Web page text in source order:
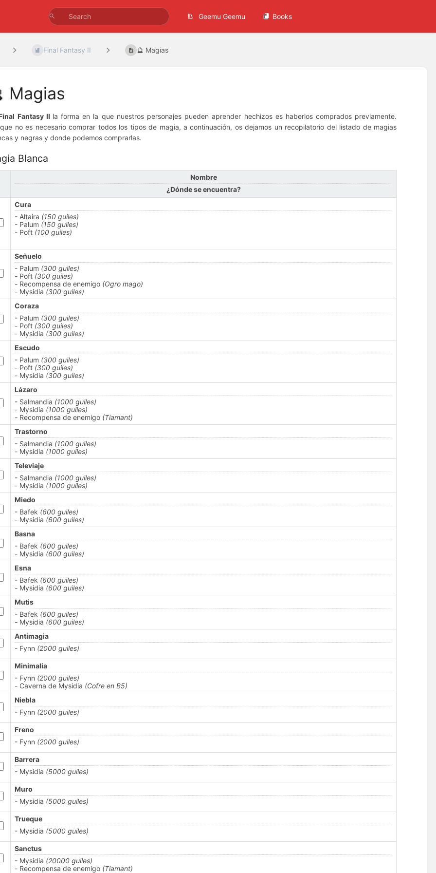
Geemu Geemu Books
Final Fantasy II 🔮 Magias
Magias
Fantasy II la forma en la que nuestros personajes pueden aprender hechizos es haberlos comprados previamente.
no es necesario comprar todos los tipos de magia, a continuación, os dejamos un recopilatorio del listado de magias
y negras y donde podemos comprarlas.
Blanca
Nombre
¿Dónde se encuentra?
Cura
- Altaira (150 guiles)
- Palum (150 guiles)
- Poft (100 guiles)
Señuelo
- Palum (300 guiles)
- Poft (300 guiles)
- Recompensa de enemigo (Ogro mago)
- Mysidia (300 guiles)
Coraza
- Palum (300 guiles)
- Poft (300 guiles)
- Mysidia (300 guiles)
Escudo
- Palum (300 guiles)
- Poft (300 guiles)
- Mysidia (300 guiles)
Lázaro
- Salmandia (1000 guiles)
- Mysidia (1000 guiles)
- Recompensa de enemigo (Tiamant)
Trastorno
- Salmandia (1000 guiles)
- Mysidia (1000 guiles)
Televiaje
- Salmandia (1000 guiles)
- Mysidia (1000 guiles)
Miedo
- Bafek (600 guiles)
- Mysidia (600 guiles)
Basna
- Bafek (600 guiles)
- Mysidia (600 guiles)
Esna
- Bafek (600 guiles)
- Mysidia (600 guiles)
Mutis
- Bafek (600 guiles)
- Mysidia (600 guiles)
Antimagia
- Fynn (2000 guiles)
Minimalia
- Fynn (2000 guiles)
- Caverna de Mysidia (Cofre en B5)
Niebla
- Fynn (2000 guiles)
Freno
- Fynn (2000 guiles)
Barrera
- Mysidia (5000 guiles)
Muro
- Mysidia (5000 guiles)
Trueque
- Mysidia (5000 guiles)
Sanctus
- Mysidia (20000 guiles)
- Recompensa de enemigo (Tiamant)